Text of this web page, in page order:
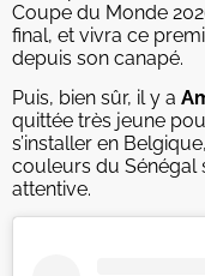
Coupe du Monde
final, et vivra ce
depuis son canapé.
Puis, bien sûr, il y a
quittée très jeune
s’installer en
couleurs du Sénégal
attentive.